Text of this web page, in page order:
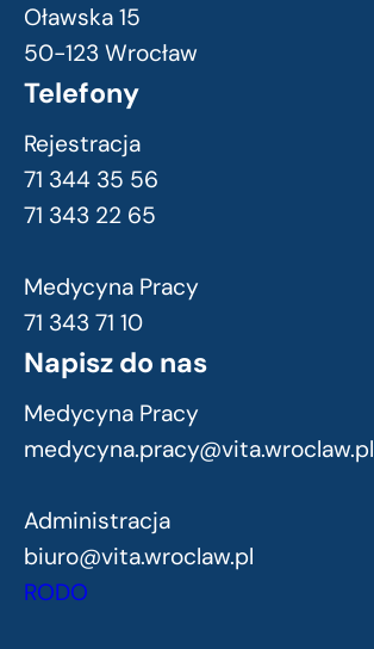
Oławska 15
50-123 Wrocław
Telefony
Rejestracja
71 344 35 56
71 343 22 65
Medycyna Pracy
71 343 71 10
Napisz do nas
Medycyna Pracy
medycyna.pracy@vita.wroclaw.pl
Administracja
biuro@vita.wroclaw.pl
RODO